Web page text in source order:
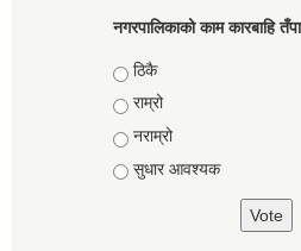
नगरपालिकाको काम कारबाहि
Choices
ठिकै
राम्रो
नराम्रो
सुधार आवश्यक